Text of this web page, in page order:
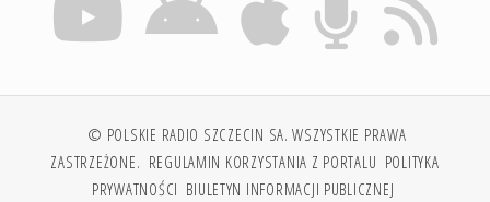
© POLSKIE RADIO SZCZECIN SA. WSZYSTKIE PRAWA
ZASTRZEŻONE. REGULAMIN KORZYSTANIA Z PORTALU POLITYKA
PRYWATNOŚCI BIULETYN INFORMACJI PUBLICZNEJ